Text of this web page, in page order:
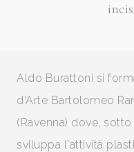
Aldo Burattoni si
d'Arte Bartolomeo
(Ravenna) dove,
sviluppa l'attività